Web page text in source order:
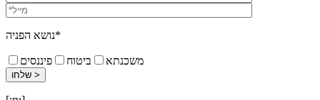
נושא הפניה*
משכנתא ביטוח פיננסים